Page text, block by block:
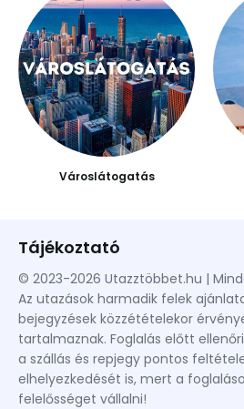
Városlátogatás
Tájékoztató
© 2023-2026 Utazztöbbet.hu |
Az utazások harmadik felek
bejegyzések közzétételekor
tartalmaznak. Foglalás előtt
a szállás és repjegy pontos
elhelyezkedését is, mert a
felelősséget vállalni!